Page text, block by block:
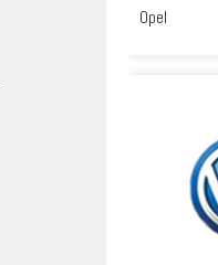
Opel